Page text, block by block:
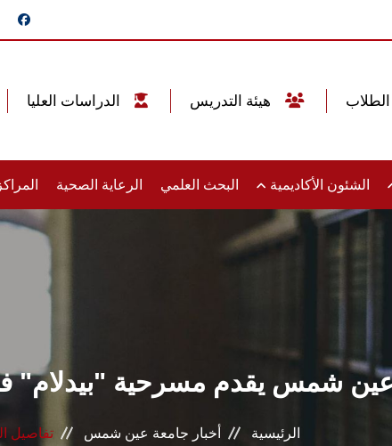
الشئون الأكاديمية البحث العلمي الرعاية الصحية
شمس يقدم مسرحية "بيدلام"
الرئيسية أخبار جامعة عين شمس تفاصيل